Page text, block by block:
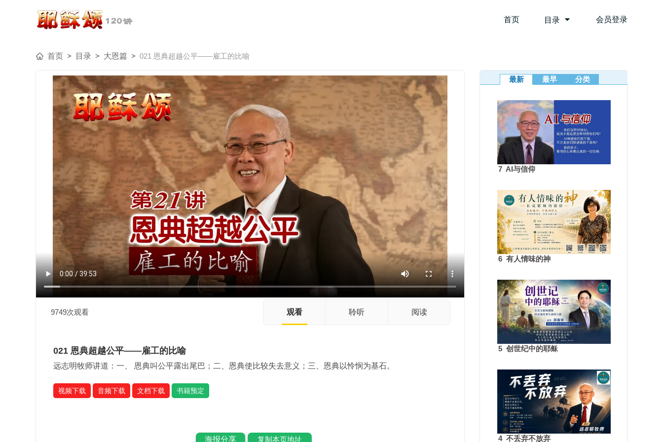
首页 目录 会员登录
首页 > 目录 > 大恩篇 > 021 恩典超越公平——雇工的比喻
9749次观看 观看 聆听 阅读
021 恩典超越公平——雇工的比喻
远志明牧师讲道：一、 恩典叫公平露出尾巴；二、恩典使比较失去意义；三、恩典以怜悯为基石。
视频下载 音频下载 文档下载 书籍预定
海报分享 复制本页地址
最新 最早 分类
7 AI与信仰
6 有人情味的神
5 创世纪中的耶稣
4 不丢弃不放弃